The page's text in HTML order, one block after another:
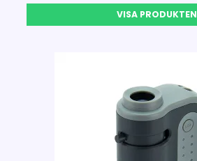
VISA PRODUKTEN